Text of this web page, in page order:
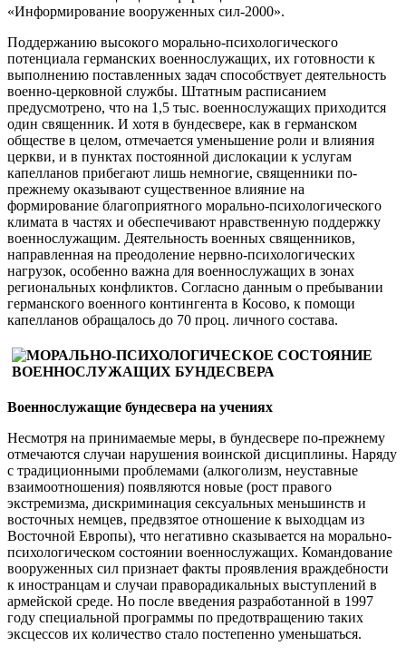
«Информирование вооруженных сил-2000».
Поддержанию высокого морально-психологического
потенциала германских военнослужащих, их готовности к
выполнению поставленных задач способствует деятельность
военно-церковной службы. Штатным расписанием
предусмотрено, что на 1,5 тыс. военнослужащих приходится
один священник. И хотя в бундесвере, как в германском
обществе в целом, отмечается уменьшение роли и влияния
церкви, и в пунктах постоянной дислокации к услугам
капелланов прибегают лишь немногие, священники по-
прежнему оказывают существенное влияние на
формирование благоприятного морально-психологического
климата в частях и обеспечивают нравственную поддержку
военнослужащим. Деятельность военных священников,
направленная на преодоление нервно-психологических
нагрузок, особенно важна для военнослужащих в зонах
региональных конфликтов. Согласно данным о пребывании
германского военного контингента в Косово, к помощи
капелланов обращалось до 70 проц. личного состава.
Военнослужащие бундесвера на учениях
Несмотря на принимаемые меры, в бундесвере по-прежнему
отмечаются случаи нарушения воинской дисциплины. Наряду
с традиционными проблемами (алкоголизм, неуставные
взаимоотношения) появляются новые (рост правого
экстремизма, дискриминация сексуальных меньшинств и
восточных немцев, предвзятое отношение к выходцам из
Восточной Европы), что негативно сказывается на морально-
психологическом состоянии военнослужащих. Командование
вооруженных сил признает факты проявления враждебности
к иностранцам и случаи праворадикальных выступлений в
армейской среде. Но после введения разработанной в 1997
году специальной программы по предотвращению таких
эксцессов их количество стало постепенно уменьшаться.